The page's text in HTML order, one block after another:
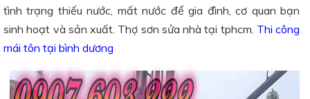
tình trạng thiếu nước, mất nước để gia đình, cơ quan bạn
sinh hoạt và sản xuất. Thợ sơn sửa nhà tại tphcm. Thi công
mái tôn tại bình dương